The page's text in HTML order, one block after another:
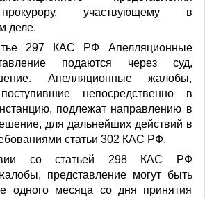
участвующему в
деле.
297 КАС РФ Апелляционные
подаются через суд,
Апелляционные жалобы,
непосредственно в
подлежат направлению в
для дальнейших действий в
статьи 302 КАС РФ.
со статьей 298 КАС РФ
представление могут быть
одного месяца со дня принятия